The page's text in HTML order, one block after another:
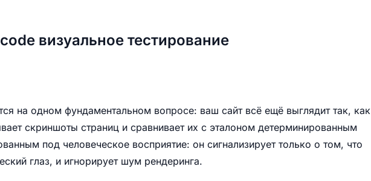
визуальное тестирование
на одном фундаментальном вопросе: ваш сайт всё ещё выглядит так, как
скриншоты страниц и сравнивает их с эталоном детерминированным
под человеческое восприятие: он сигнализирует только о том, что
глаз, и игнорирует шум рендеринга.